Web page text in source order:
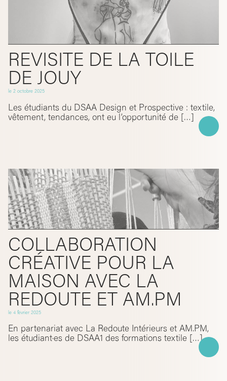
REVISITE DE LA TOILE
DE JOUY
le 2 octobre 2025
Les étudiants du DSAA Design et Prospective : textile,
vêtement, tendances, ont eu l’opportunité de […]
COLLABORATION
CRÉATIVE POUR LA
MAISON AVEC LA
REDOUTE ET AM.PM
le 4 février 2025
En partenariat avec La Redoute Intérieurs et AM.PM,
les étudiant·es de DSAA1 des formations textile […]